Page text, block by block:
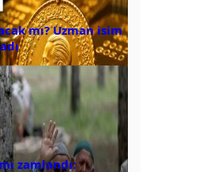
mı? Uzman isim
zamlandı: